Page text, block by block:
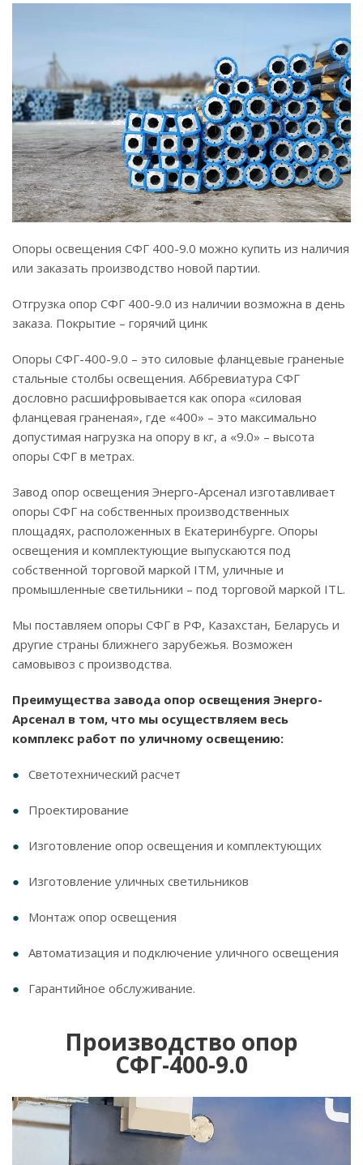
Опоры освещения СФГ 400-9.0 можно купить из наличия
или заказать производство новой партии.
Отгрузка опор СФГ 400-9.0 из наличии возможна в день
заказа. Покрытие – горячий цинк
Опоры СФГ-400-9.0 – это силовые фланцевые граненые
стальные столбы освещения. Аббревиатура СФГ
дословно расшифровывается как опора «силовая
фланцевая граненая», где «400» – это максимально
допустимая нагрузка на опору в кг, а «9.0» – высота
опоры СФГ в метрах.
Завод опор освещения Энерго-Арсенал изготавливает
опоры СФГ на собственных производственных
площадях, расположенных в Екатеринбурге. Опоры
освещения и комплектующие выпускаются под
собственной торговой маркой ITM, уличные и
промышленные светильники – под торговой маркой ITL.
Мы поставляем опоры СФГ в РФ, Казахстан, Беларусь и
другие страны ближнего зарубежья. Возможен
самовывоз с производства.
Преимущества завода опор освещения Энерго-
Арсенал в том, что мы осуществляем весь
комплекс работ по уличному освещению:
Светотехнический расчет
Проектирование
Изготовление опор освещения и комплектующих
Изготовление уличных светильников
Монтаж опор освещения
Автоматизация и подключение уличного освещения
Гарантийное обслуживание.
Производство опор
СФГ-400-9.0